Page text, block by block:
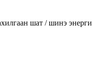
шат / шинэ энерги